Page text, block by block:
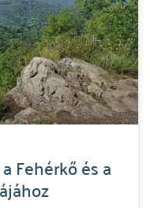
Fehérkő és a